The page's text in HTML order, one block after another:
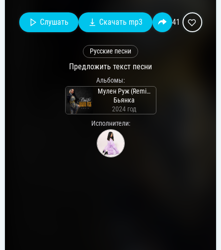
Слушать Скачать mp3 41
Русские песни
Предложить текст песни
Альбомы:
Мулен Руж (Remix)
Бьянка
2024 год
Исполнители: